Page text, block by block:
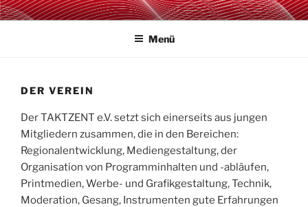
Zum
InhaltTAKTZENT E.V.
Kultur- & Eventmanagement in Mansfeld-Südharz
Menü
DER VEREIN
Der TAKTZENT e.V. setzt sich einerseits aus jungen
Mitgliedern zusammen, die in den Bereichen:
Regionalentwicklung, Mediengestaltung, der
Organisation von Programminhalten und -abläufen,
Printmedien, Werbe- und Grafikgestaltung, Technik,
Moderation, Gesang, Instrumenten gute Erfahrungen